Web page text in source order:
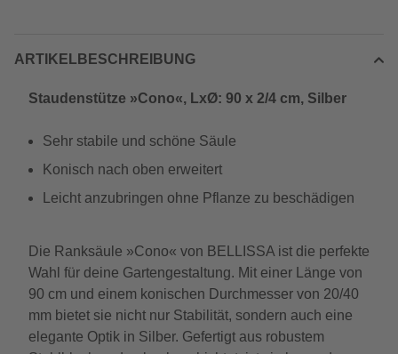
ARTIKELBESCHREIBUNG
Staudenstütze »Cono«, LxØ: 90 x 2/4 cm, Silber
Sehr stabile und schöne Säule
Konisch nach oben erweitert
Leicht anzubringen ohne Pflanze zu beschädigen
Die Ranksäule »Cono« von BELLISSA ist die perfekte
Wahl für deine Gartengestaltung. Mit einer Länge von
90 cm und einem konischen Durchmesser von 20/40
mm bietet sie nicht nur Stabilität, sondern auch eine
elegante Optik in Silber. Gefertigt aus robustem